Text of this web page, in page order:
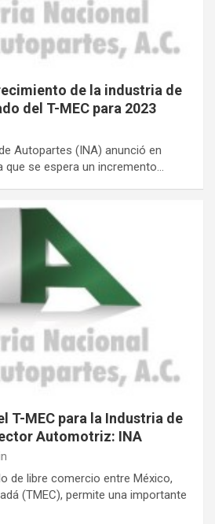
de la industria de
del T-MEC para 2023
Autopartes (INA) anunció en
que se espera un incremento…
T-MEC para la Industria de
Automotriz: INA
de libre comercio entre México,
(TMEC), permite una importante